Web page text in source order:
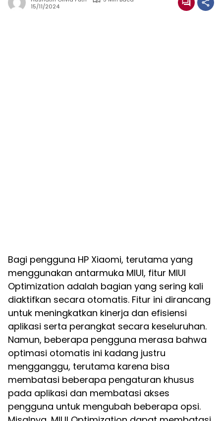
15/11/2024
Bagi pengguna HP Xiaomi, terutama yang
menggunakan antarmuka MIUI, fitur MIUI
Optimization adalah bagian yang sering kali
diaktifkan secara otomatis. Fitur ini dirancang
untuk meningkatkan kinerja dan efisiensi
aplikasi serta perangkat secara keseluruhan.
Namun, beberapa pengguna merasa bahwa
optimasi otomatis ini kadang justru
mengganggu, terutama karena bisa
membatasi beberapa pengaturan khusus
pada aplikasi dan membatasi akses
pengguna untuk mengubah beberapa opsi.